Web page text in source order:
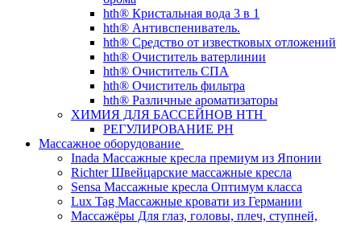
hth® Кристальная вода 3 в 1
hth® Антивспениватель.
hth® Средство от известковых отложений
hth® Очиститель ватерлинии
hth® Очиститель СПА
hth® Очиститель фильтра
hth® Различные ароматизаторы
ХИМИЯ ДЛЯ БАССЕЙНОВ HTH
РЕГУЛИРОВАНИЕ PH
Массажное оборудование
Inada Массажные кресла премиум из Японии
Richter Швейцарские массажные кресла
Sensа Массажные кресла Оптимум класса
Lux Tag Массажные кровати из Германии
Массажёры Для глаз, головы, плеч, ступней,